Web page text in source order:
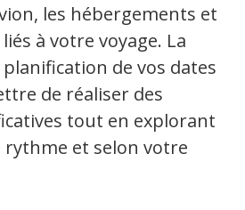
les hébergements et
à votre voyage. La
de vos dates
de réaliser des
tout en explorant
rythme et selon votre